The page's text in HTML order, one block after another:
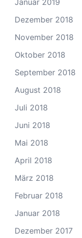
Januar 2019
Dezember 2018
November 2018
Oktober 2018
September 2018
August 2018
Juli 2018
Juni 2018
Mai 2018
April 2018
März 2018
Februar 2018
Januar 2018
Dezember 2017